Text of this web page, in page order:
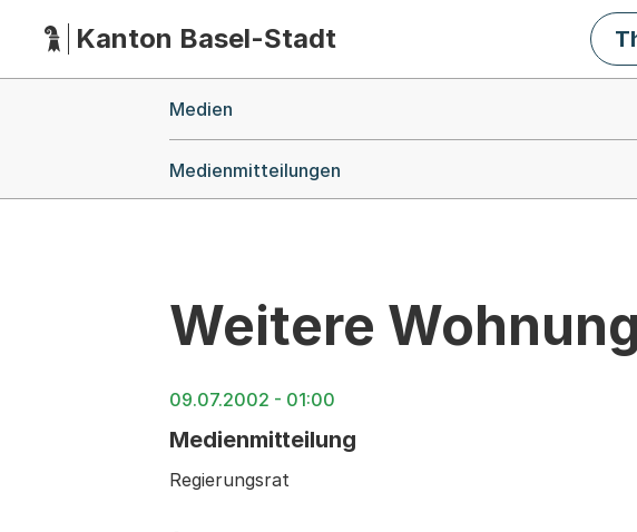
HauptnavigationKanton Basel-Stadt
Medien
Medienmitteilungen
Weitere
09.07.2002 - 01:00
Medienmitteilung
Regierungsrat